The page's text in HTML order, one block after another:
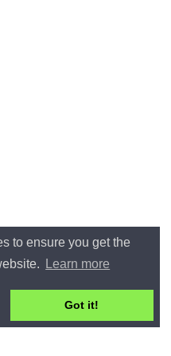
to ensure you get the
Learn more
Got it!